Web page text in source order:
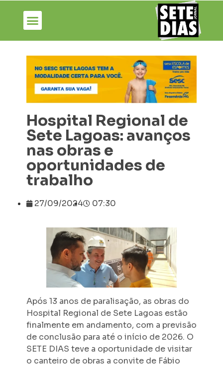
Hospital Regional de
Sete Lagoas: avanços
nas obras e
oportunidades de
trabalho
27/09/2024 07:30
Após 13 anos de paralisação, as obras do
Hospital Regional de Sete Lagoas estão
finalmente em andamento, com a previsão
de conclusão para até o início de 2026. O
SETE DIAS teve a oportunidade de visitar
o canteiro de obras a convite de Fábio